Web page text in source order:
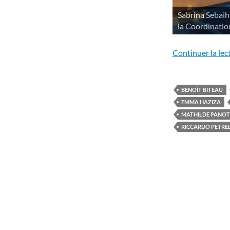
Sabrina
la
Continuer la
BENOÎT BITEAU
EMMA HAZIZA
MATHILDE PANOT
RICCARDO